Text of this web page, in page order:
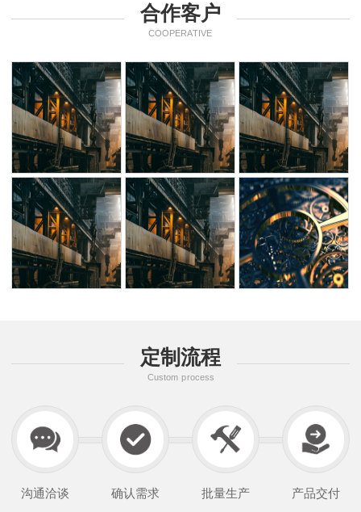
合作客户
COOPERATIVE
定制流程
Custom process
沟通洽谈 确认需求 批量生产 产品交付